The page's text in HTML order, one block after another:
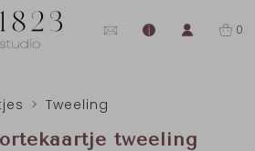
0
Tweeling
tweeling